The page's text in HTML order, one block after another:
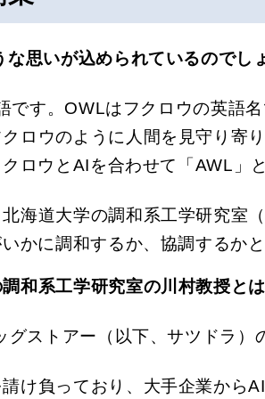
思いが込められているのでし
す。OWLはフクロウの英語
ロウのように人間を見守り寄
ロウとAIを合わせて「AWL」
海道大学の調和系工学研究
かに調和するか、協調するか
和系工学研究室の川村教授と
ストアー（以下、サツドラ）
け負っており、大手企業から